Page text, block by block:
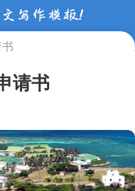
请书